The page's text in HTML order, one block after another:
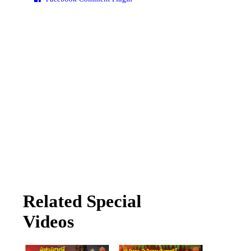
Related Special
Videos